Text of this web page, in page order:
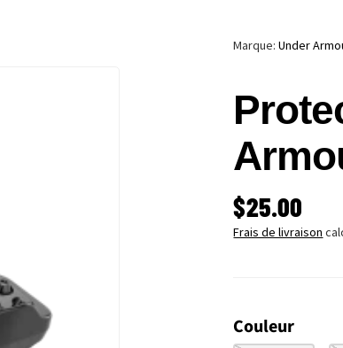
Marque:Under
PRIX
$25.00
Frais de livraison
Couleur